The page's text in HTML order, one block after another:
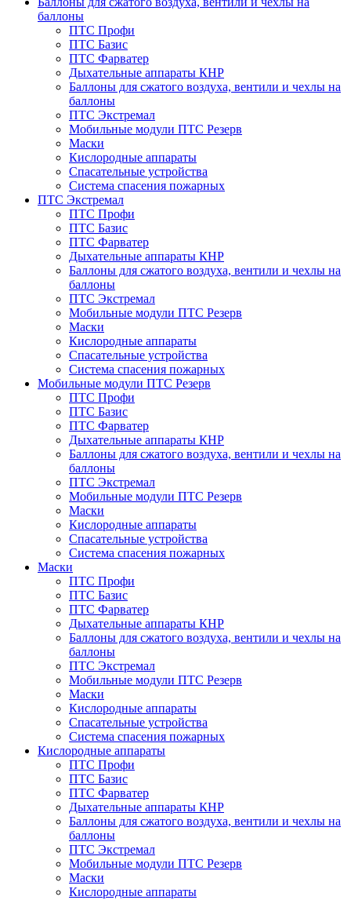
баллоны
ПТС Профи
ПТС Базис
ПТС Фарватер
Дыхательные аппараты КНР
Баллоны для сжатого воздуха, вентили и чехлы на
баллоны
ПТС Экстремал
Мобильные модули ПТС Резерв
Маски
Кислородные аппараты
Спасательные устройства
Система спасения пожарных
ПТС Экстремал
ПТС Профи
ПТС Базис
ПТС Фарватер
Дыхательные аппараты КНР
Баллоны для сжатого воздуха, вентили и чехлы на
баллоны
ПТС Экстремал
Мобильные модули ПТС Резерв
Маски
Кислородные аппараты
Спасательные устройства
Система спасения пожарных
Мобильные модули ПТС Резерв
ПТС Профи
ПТС Базис
ПТС Фарватер
Дыхательные аппараты КНР
Баллоны для сжатого воздуха, вентили и чехлы на
баллоны
ПТС Экстремал
Мобильные модули ПТС Резерв
Маски
Кислородные аппараты
Спасательные устройства
Система спасения пожарных
Маски
ПТС Профи
ПТС Базис
ПТС Фарватер
Дыхательные аппараты КНР
Баллоны для сжатого воздуха, вентили и чехлы на
баллоны
ПТС Экстремал
Мобильные модули ПТС Резерв
Маски
Кислородные аппараты
Спасательные устройства
Система спасения пожарных
Кислородные аппараты
ПТС Профи
ПТС Базис
ПТС Фарватер
Дыхательные аппараты КНР
Баллоны для сжатого воздуха, вентили и чехлы на
баллоны
ПТС Экстремал
Мобильные модули ПТС Резерв
Маски
Кислородные аппараты